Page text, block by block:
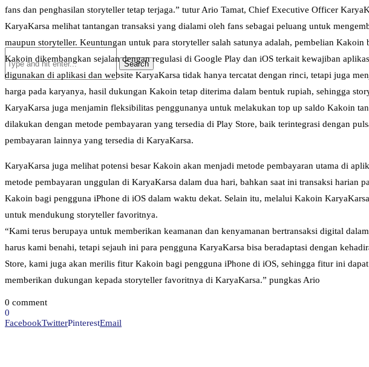
fans dan penghasilan storyteller tetap terjaga.” tutur Ario Tamat, Chief Executive Officer
KaryaKarsa melihat tantangan transaksi yang dialami oleh fans sebagai peluang untuk
maupun storyteller. Keuntungan untuk para storyteller salah satunya adalah, pembelian
Kakoin dikembangkan sejalan dengan regulasi di Google Play dan iOS terkait kewajiban
digunakan di aplikasi dan website KaryaKarsa tidak hanya tercatat dengan rinci, tetapi juga
harga pada karyanya, hasil dukungan Kakoin tetap diterima dalam bentuk rupiah, sehingga
KaryaKarsa juga menjamin fleksibilitas penggunanya untuk melakukan top up saldo Kakoin
dilakukan dengan metode pembayaran yang tersedia di Play Store, baik terintegrasi dengan
pembayaran lainnya yang tersedia di KaryaKarsa.
KaryaKarsa juga melihat potensi besar Kakoin akan menjadi metode pembayaran utama di
metode pembayaran unggulan di KaryaKarsa dalam dua hari, bahkan saat ini transaksi
Kakoin bagi pengguna iPhone di iOS dalam waktu dekat. Selain itu, melalui Kakoin
untuk mendukung storyteller favoritnya.
“Kami terus berupaya untuk memberikan keamanan dan kenyamanan bertransaksi digital
harus kami benahi, tetapi sejauh ini para pengguna KaryaKarsa bisa beradaptasi dengan
Store, kami juga akan merilis fitur Kakoin bagi pengguna iPhone di iOS, sehingga fitur ini
memberikan dukungan kepada storyteller favoritnya di KaryaKarsa.” pungkas Ario
0 comment
0
FacebookTwitterPinterestEmail